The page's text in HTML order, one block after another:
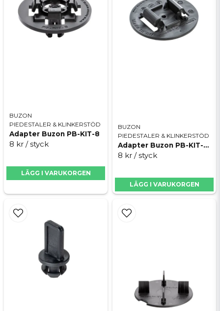
BUZON
PIEDESTALER & KLINKERSTÖD
Adapter Buzon PB-KIT-8
8 kr / styck
LÄGG I VARUKORGEN
BUZON
PIEDESTALER & KLINKERSTÖD
Adapter Buzon PB-KIT-8-0-S18
8 kr / styck
LÄGG I VARUKORGEN
• Snabb och enkel installation
• Förenklar vid dränering och kabeldragning
• Kan installeras på befintlig marksten